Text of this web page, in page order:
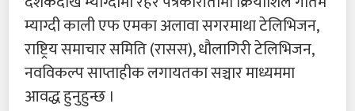
म्याग्दी काली एफ एमका अलावा सगरमाथा टेलिभिजन,
राष्ट्रिय समाचार समिति (रासस), धौलागिरी टेलिभिजन,
नवविकल्प साप्ताहीक लगायतका सञ्चार माध्यममा
आवद्ध हुनुहुन्छ ।